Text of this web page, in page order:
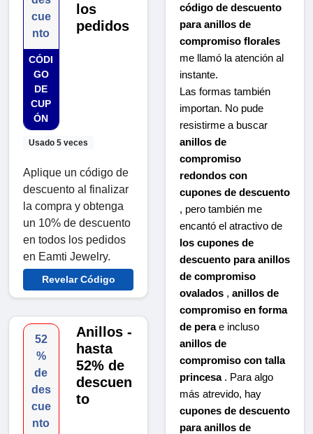
cue
nto
CÓDI
GO
DE
CUP
ÓN
Usado 5 veces
los
pedidos
Aplique un código de
descuento al finalizar
la compra y obtenga
un 10% de descuento
en todos los pedidos
en Eamti Jewelry.
Revelar Código
52
%
de
des
cue
nto
Anillos -
hasta
52% de
descuen
to
código de descuento
para anillos de
compromiso florales
me llamó la atención al
instante.
Las formas también
importan. No pude
resistirme a buscar
anillos de
compromiso
redondos con
cupones de descuento
, pero también me
encantó el atractivo de
los cupones de
descuento para anillos
de compromiso
ovalados , anillos de
compromiso en forma
de perae incluso
anillos de
compromiso con talla
princesa. Para algo
más atrevido, hay
cupones de descuento
para anillos de